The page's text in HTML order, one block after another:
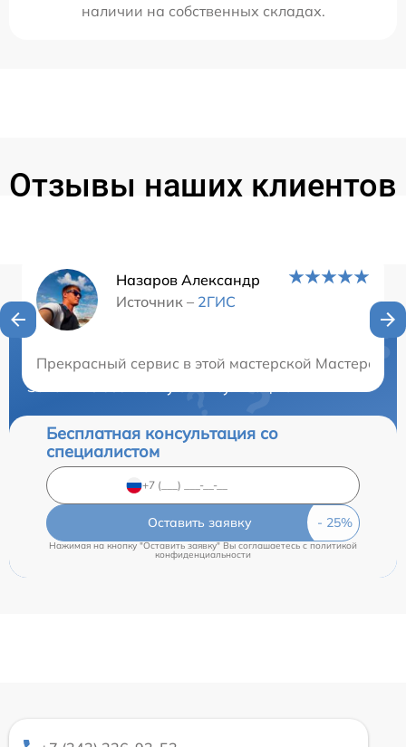
наличии на собственных складах.
Отзывы наших клиентов
Назаров Александр
Источник – 2ГИС
Прекрасный сервис в этой мастерской Мастера
Нужна консультация?
Закажите бесплатную консультацию
Бесплатная консультация со
специалистом
Оставить заявку
Нажимая на кнопку "Оставить заявку" Вы соглашаетесь cполитикой
конфиденциальности